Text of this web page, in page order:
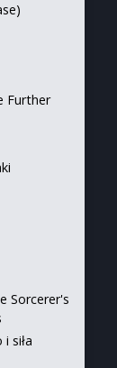
Further
Sorcerer's
siła